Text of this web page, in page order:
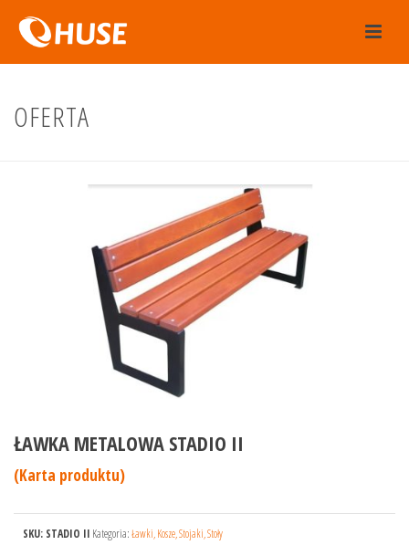
OFERTA
ŁAWKA METALOWA STADIO II
(Karta produktu)
SKU: STADIO II Kategoria:Ławki, Kosze, Stojaki, Stoły